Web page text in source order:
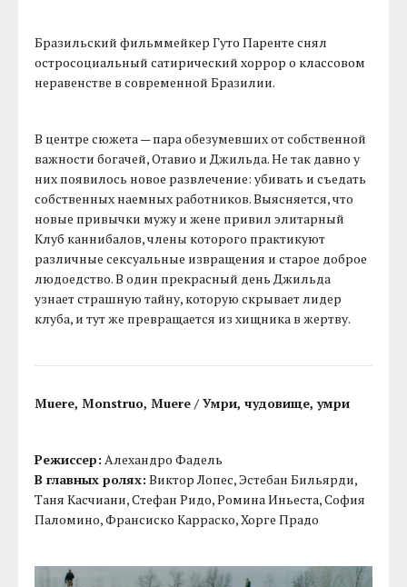
Бразильский фильммейкер Гуто Паренте снял
остросоциальный сатирический хоррор о классовом
неравенстве в современной Бразилии.
В центре сюжета — пара обезумевших от собственной
важности богачей, Отавио и Джильда. Не так давно у
них появилось новое развлечение: убивать и съедать
собственных наемных работников. Выясняется, что
новые привычки мужу и жене привил элитарный
Клуб каннибалов, члены которого практикуют
различные сексуальные извращения и старое доброе
людоедство. В один прекрасный день Джильда
узнает страшную тайну, которую скрывает лидер
клуба, и тут же превращается из хищника в жертву.
Muere, Monstruo, Muere / Умри, чудовище, умри
Режиссер: Алехандро Фадель
В главных ролях: Виктор Лопес, Эстебан Бильярди,
Таня Касчиани, Стефан Ридо, Ромина Иньеста, София
Паломино, Франсиско Карраско, Хорге Прадо